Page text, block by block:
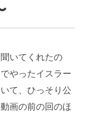
いてくれたの
やったイスラー
て、ひっそり公
画の前の回のほ